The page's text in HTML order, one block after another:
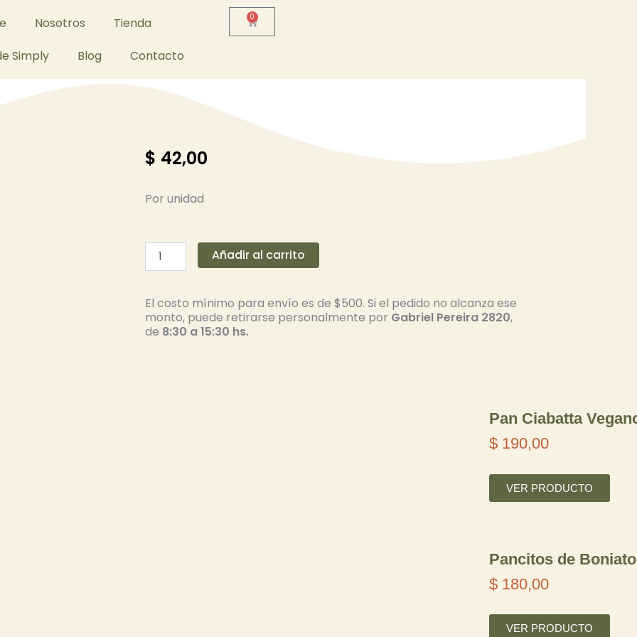
Nosotros
Tienda
Simply
Blog Contacto
0
Carrito
$ 42,00
Por unidad
Trufa
cantidad
Añadir al carrito
El costo mínimo para envío es de $500. Si el pedido no alcanza ese
monto, puede retirarse personalmente por Gabriel Pereira 2820,
de 8:30 a 15:30 hs.
Pan Ciabatta
$ 190,00
VER PRODUCTO
Pancitos de Boniato
$ 180,00
VER PRODUCTO